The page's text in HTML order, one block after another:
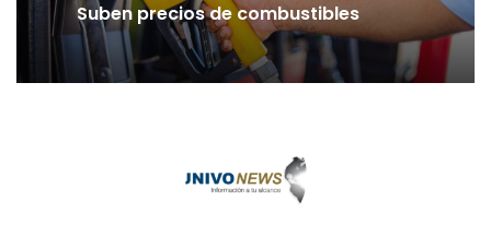
Suben precios de combustibles